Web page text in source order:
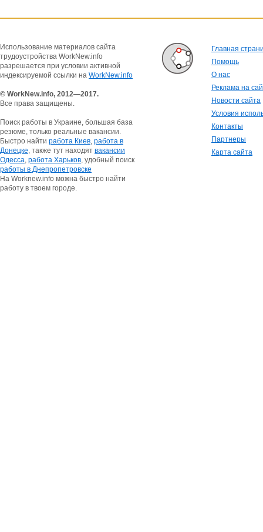
Использование материалов сайта
трудоустройства WorkNew.info
разрешается при условии активной
индексируемой ссылки на WorkNew.info
© WorkNew.info, 2012—2017.
Все права защищены.
Поиск работы в Украине, большая база
резюме, только реальные вакансии.
Быстро найти работа Киев, работа в
Донецке, также тут находят вакансии
Одесса, работа Харьков, удобный поиск
работы в Днепропетровске
На Worknew.info можна быстро найти
работу в твоем городе.
Главная
Помощь
О нас
Реклама на
Новости сайта
Условия
Контакты
Партнеры
Карта сайта